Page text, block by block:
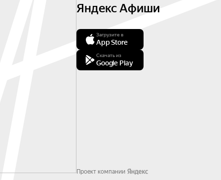
Яндекс Афиши
Загрузите в
App Store
Скачать из
Google Play
Проект компании